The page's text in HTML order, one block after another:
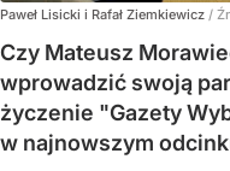
Paweł Lisicki i Rafał Ziemkiewicz /
Czy Mateusz
wprowadzić swoją
życzenie "Gazety
w najnowszym